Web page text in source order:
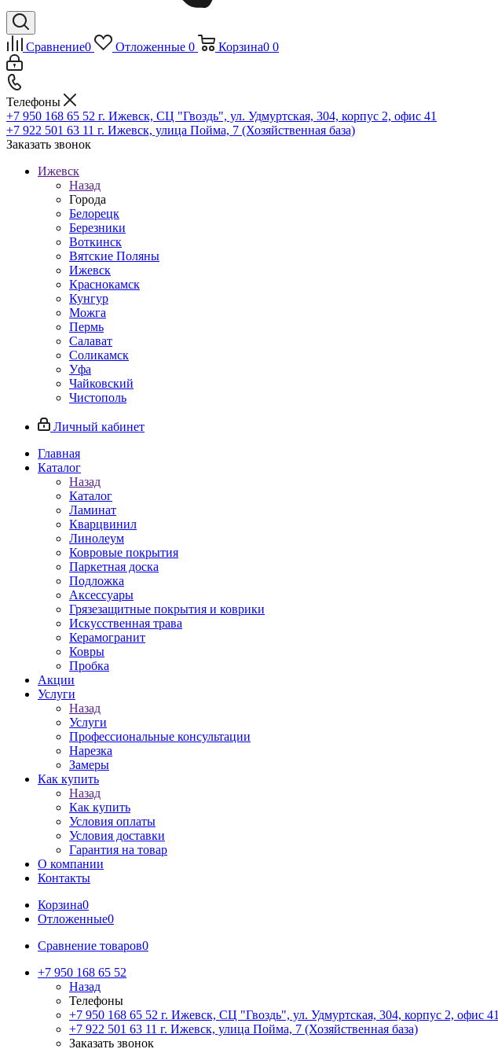
Сравнение0 Отложенные 0 Корзина0 0
Телефоны
+7 950 168 65 52 г. Ижевск, СЦ "Гвоздь", ул. Удмуртская, 304, корпус 2, офис 41
+7 922 501 63 11 г. Ижевск, улица Пойма, 7 (Хозяйственная база)
Заказать звонок
Ижевск
Назад
Города
Белорецк
Березники
Воткинск
Вятские Поляны
Ижевск
Краснокамск
Кунгур
Можга
Пермь
Салават
Соликамск
Уфа
Чайковский
Чистополь
Личный кабинет
Главная
Каталог
Назад
Каталог
Ламинат
Кварцвинил
Линолеум
Ковровые покрытия
Паркетная доска
Подложка
Аксессуары
Грязезащитные покрытия и коврики
Искусственная трава
Керамогранит
Ковры
Пробка
Акции
Услуги
Назад
Услуги
Профессиональные консультации
Нарезка
Замеры
Как купить
Назад
Как купить
Условия оплаты
Условия доставки
Гарантия на товар
О компании
Контакты
Корзина0
Отложенные0
Сравнение товаров0
+7 950 168 65 52
Назад
Телефоны
+7 950 168 65 52 г. Ижевск, СЦ "Гвоздь", ул. Удмуртская, 304, корпус 2, офис 41
+7 922 501 63 11 г. Ижевск, улица Пойма, 7 (Хозяйственная база)
Заказать звонок